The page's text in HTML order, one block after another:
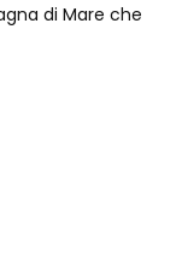
di Mare che